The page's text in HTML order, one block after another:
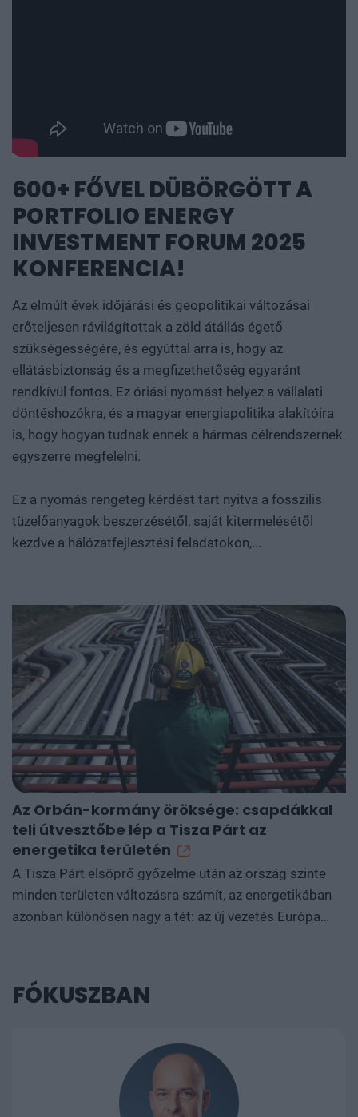
600+ FŐVEL DÜBÖRGÖTT A
PORTFOLIO ENERGY
INVESTMENT FORUM 2025
KONFERENCIA!
Az elmúlt évek időjárási és geopolitikai változásai
erőteljesen rávilágítottak a zöld átállás égető
szükségességére, és egyúttal arra is, hogy az
ellátásbiztonság és a megfizethetőség egyaránt
rendkívül fontos. Ez óriási nyomást helyez a vállalati
döntéshozókra, és a magyar energiapolitika alakítóira
is, hogy hogyan tudnak ennek a hármas célrendszernek
egyszerre megfelelni.
Ez a nyomás rengeteg kérdést tart nyitva a fosszilis
tüzelőanyagok beszerzésétől, saját kitermelésétől
kezdve a hálózatfejlesztési feladatokon,...
Az Orbán-kormány öröksége: csapdákkal
teli útvesztőbe lép a Tisza Párt az
energetika területén
A Tisza Párt elsöprő győzelme után az ország szinte
minden területen változásra számít, az energetikában
azonban különösen nagy a tét: az új vezetés Európa
orosz energiafüggőséget örököl. A leendő új kormány
azonban nagyszabású paradigmaváltásra készül
leszámolna az orosz energiahordozó függéssel, gorcső
alá venné a Paks II. projektet, és csökkentené a
vállalkozások energiaszámláit a hazai versenyképesség
felpörgetéséhez. Eközben új köntösben, de a régi
FÓKUSZBAN